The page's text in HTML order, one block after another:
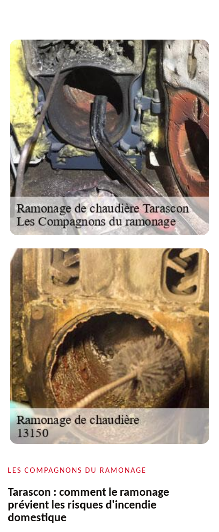
LES COMPAGNONS DU RAMONAGE
Tarascon : comment le ramonage
prévient les risques d'incendie
domestique